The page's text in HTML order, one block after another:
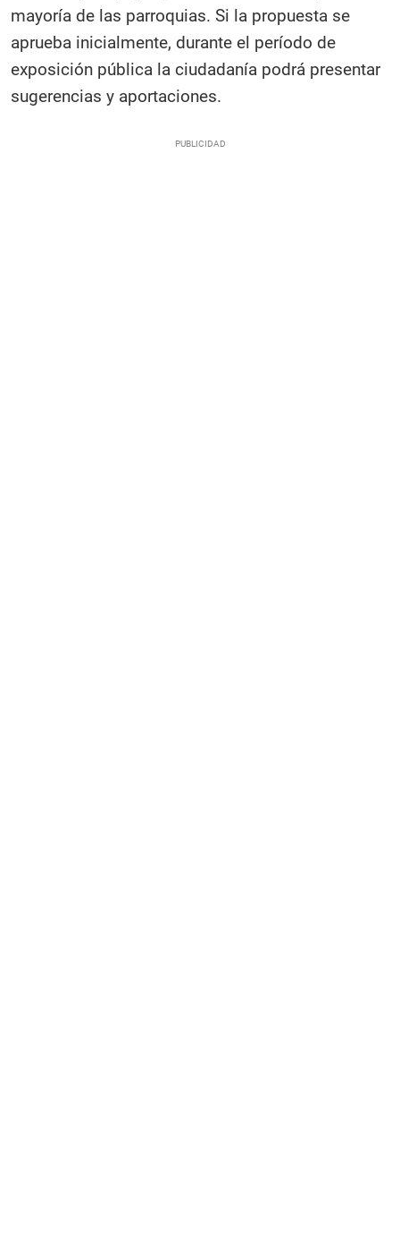
mayoría de las parroquias. Si la propuesta se
aprueba inicialmente, durante el período de
exposición pública la ciudadanía podrá presentar
sugerencias y aportaciones.